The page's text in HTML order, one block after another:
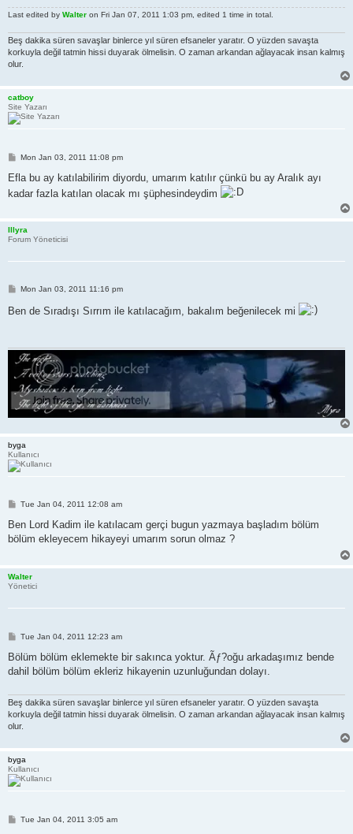
Last edited by Walter on Fri Jan 07, 2011 1:03 pm, edited 1 time in total.
Beş dakika süren savaşlar binlerce yıl süren efsaneler yaratır. O yüzden savaşta
korkuyla değil tatmin hissi duyarak ölmelisin. O zaman arkandan ağlayacak insan kalmış
olur.
catboy
Site Yazarı
P
s
Mon Jan 03, 2011 11:08 pm
Efla bu ay katılabilirim diyordu, umarım katılır çünkü bu ay Aralık ayı
kadar fazla katılan olacak mı şüphesindeydim
Illyra
Forum Yöneticisi
P
s
t
Mon Jan 03, 2011 11:16 pm
Ben de Sıradışı Sırrım ile katılacağım, bakalım beğenilecek mi
byga
Kullanıcı
P
s
Tue Jan 04, 2011 12:08 am
Ben Lord Kadim ile katılacam gerçi bugun yazmaya başladım bölüm
bölüm ekleyecem hikayeyi umarım sorun olmaz ?
Walter
Yönetici
P
s
Tue Jan 04, 2011 12:23 am
Bölüm bölüm eklemekte bir sakınca yoktur. Ãƒ?oğu arkadaşımız bende
dahil bölüm bölüm ekleriz hikayenin uzunluğundan dolayı.
Beş dakika süren savaşlar binlerce yıl süren efsaneler yaratır. O yüzden savaşta
korkuyla değil tatmin hissi duyarak ölmelisin. O zaman arkandan ağlayacak insan kalmış
olur.
byga
Kullanıcı
PTue Jan 04, 2011 3:05 am